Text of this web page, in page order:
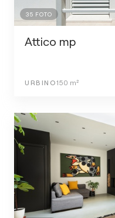
35 FOTO
Attico mp
URBINO150 m²